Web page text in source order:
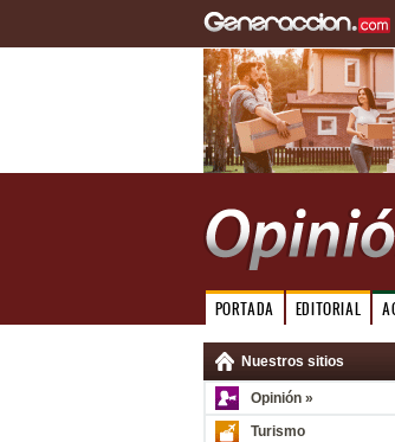
PORTADA EDITORIAL
Nuestros sitios
Opinión »
Turismo